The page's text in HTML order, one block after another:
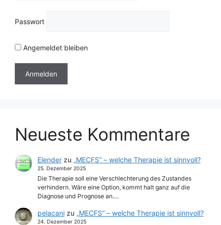
Passwort
Angemeldet bleiben
Neueste Kommentare
Elenderzu „MECFS“ – welche Therapie ist sinnvoll?
25. Dezember 2025
Die Therapie soll eine Verschlechterung des Zustandes
verhindern. Wäre eine Option, kommt halt ganz auf die
Diagnose und Prognose an.…
pelacanizu „MECFS“ – welche Therapie ist sinnvoll?
24. Dezember 2025